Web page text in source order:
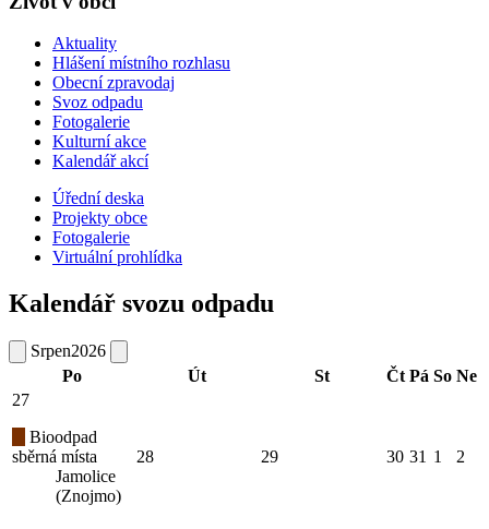
Aktuality
Hlášení místního rozhlasu
Obecní zpravodaj
Svoz odpadu
Fotogalerie
Kulturní akce
Kalendář akcí
Úřední deska
Projekty obce
Fotogalerie
Virtuální prohlídka
Kalendář svozu odpadu
Srpen2026
Po
Út St Čt Pá So Ne
27
Bioodpad
sběrná místa
Jamolice
(Znojmo)
28 29 30 31 1 2